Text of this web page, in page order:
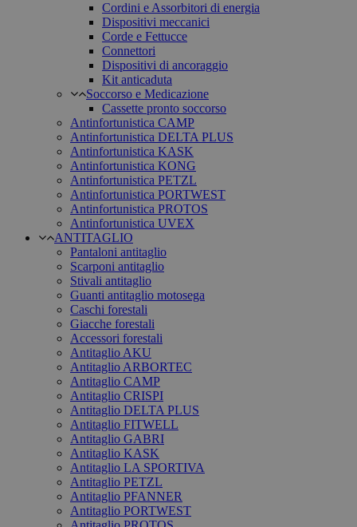
Cordini e Assorbitori di energia
Dispositivi meccanici
Corde e Fettucce
Connettori
Dispositivi di ancoraggio
Kit anticaduta
Soccorso e Medicazione
Cassette pronto soccorso
Antinfortunistica CAMP
Antinfortunistica DELTA PLUS
Antinfortunistica KASK
Antinfortunistica KONG
Antinfortunistica PETZL
Antinfortunistica PORTWEST
Antinfortunistica PROTOS
Antinfortunistica UVEX
ANTITAGLIO
Pantaloni antitaglio
Scarponi antitaglio
Stivali antitaglio
Guanti antitaglio motosega
Caschi forestali
Giacche forestali
Accessori forestali
Antitaglio AKU
Antitaglio ARBORTEC
Antitaglio CAMP
Antitaglio CRISPI
Antitaglio DELTA PLUS
Antitaglio FITWELL
Antitaglio GABRI
Antitaglio KASK
Antitaglio LA SPORTIVA
Antitaglio PETZL
Antitaglio PFANNER
Antitaglio PORTWEST